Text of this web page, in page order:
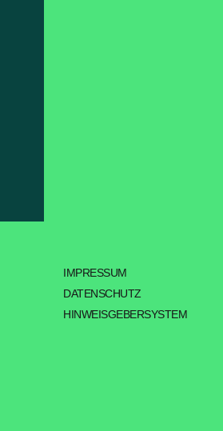
IMPRESSUM
DATENSCHUTZ
HINWEISGEBERSYSTEM